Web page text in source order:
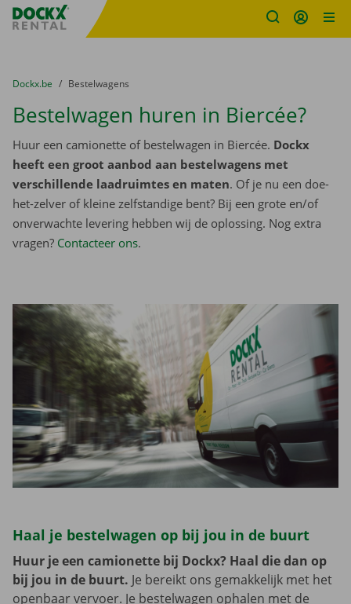
Fratello DEMO
U bevindt zich hier:
van
Dockx.be naar
Bestelwagens
Bestelwagen huren in Biercée?
Huur een camionette of bestelwagen in Biercée. Dockx
heeft een groot aanbod aan bestelwagens met
verschillende laadruimtes en maten. Of je nu een doe-
het-zelver of kleine zelfstandige bent? Bij een grote en/of
onverwachte levering hebben wij de oplossing. Nog extra
vragen? Contacteer ons.
Haal je bestelwagen op bij jou in de buurt
Huur je een camionette bij Dockx? Haal die dan op
bij jou in de buurt. Je bereikt ons gemakkelijk met het
openbaar vervoer. Je bestelwagen ophalen met de